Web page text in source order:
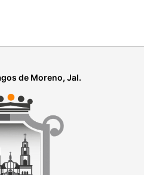
de Moreno, Jal.